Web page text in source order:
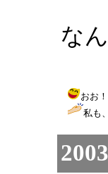
な
おお
私も